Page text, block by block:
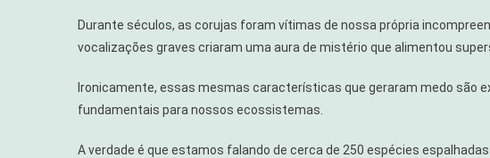
Durante séculos, as corujas foram vítimas de nossa própria
vocalizações graves criaram uma aura de mistério que alimentou
Ironicamente, essas mesmas características que geraram medo são
fundamentais para nossos ecossistemas.
A verdade é que estamos falando de cerca de 250 espécies